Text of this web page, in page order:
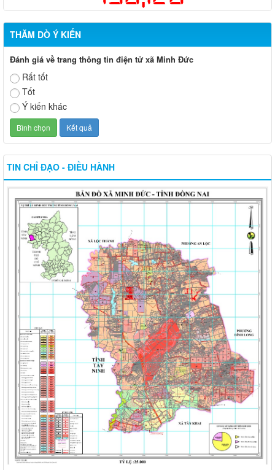
THĂM DÒ Ý KIẾN
Đánh giá về trang thông tin điện tử xã Minh Đức
Rất tốt
Tốt
Ý kiến khác
TIN CHỈ ĐẠO - ĐIỀU HÀNH